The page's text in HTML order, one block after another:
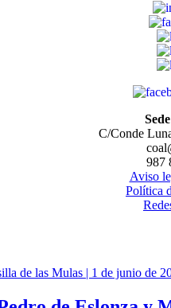
C/Conde
987
Aviso
Política